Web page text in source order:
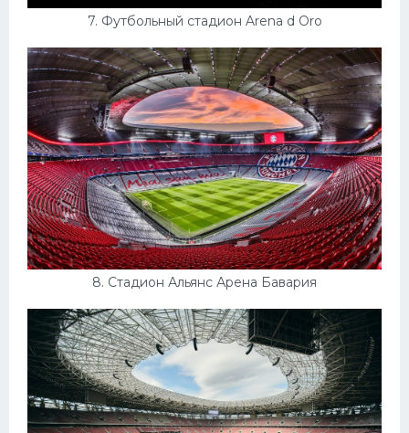
7. Футбольный стадион Arena d Oro
8. Стадион Альянс Арена Бавария